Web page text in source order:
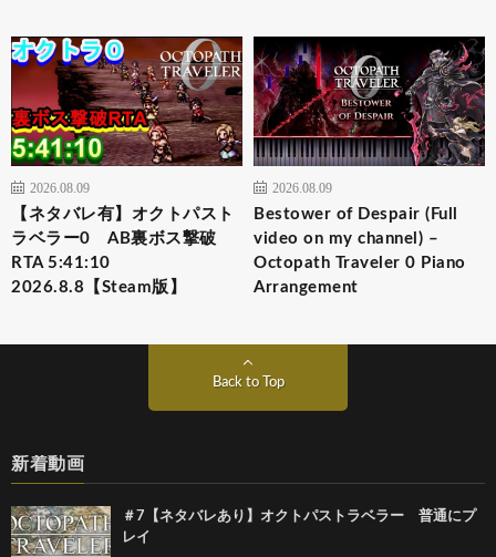
2026.08.09
【ネタバレ有】オクトパスト
ラベラー0 AB裏ボス撃破
RTA 5:41:10
2026.8.8【Steam版】
2026.08.09
Bestower of Despair (Full
video on my channel) –
Octopath Traveler 0 Piano
Arrangement
Back to Top
新着動画
＃7【ネタバレあり】オクトパストラベラー 普通にプ
レイ